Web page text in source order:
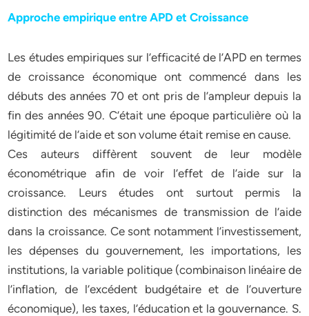
Approche empirique entre APD et Croissance
Les études empiriques sur l’efficacité de l’APD en termes
de croissance économique ont commencé dans les
débuts des années 70 et ont pris de l’ampleur depuis la
fin des années 90. C’était une époque particulière où la
légitimité de l’aide et son volume était remise en cause.
Ces auteurs diffèrent souvent de leur modèle
économétrique afin de voir l’effet de l’aide sur la
croissance. Leurs études ont surtout permis la
distinction des mécanismes de transmission de l’aide
dans la croissance. Ce sont notamment l’investissement,
les dépenses du gouvernement, les importations, les
institutions, la variable politique (combinaison linéaire de
l’inflation, de l’excédent budgétaire et de l’ouverture
économique), les taxes, l’éducation et la gouvernance. S.